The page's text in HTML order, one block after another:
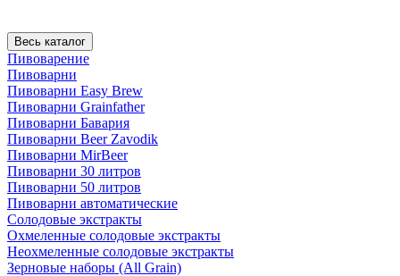
Весь каталог
Пивоварение
Пивоварни
Пивоварни Easy Brew
Пивоварни Grainfather
Пивоварни Бавария
Пивоварни Beer Zavodik
Пивоварни MirBeer
Пивоварни 30 литров
Пивоварни 50 литров
Пивоварни автоматические
Солодовые экстракты
Охмеленные солодовые экстракты
Неохмеленные солодовые экстракты
Зерновые наборы (All Grain)